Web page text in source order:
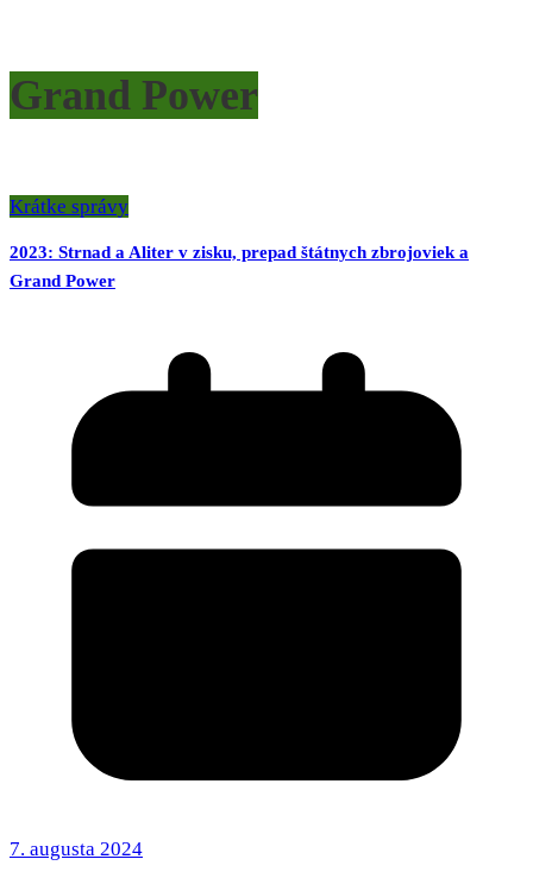
Grand Power
Krátke správy
2023: Strnad a Aliter v zisku, prepad štátnych zbrojoviek a
Grand Power
7. augusta 2024